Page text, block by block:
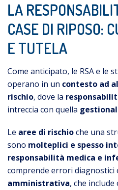
LA
CASE DI RIPOSO:
E TUTELA
Come anticipato, le RSA e le
operano in un contesto ad
rischio, dove la
intreccia con quella
Le aree di rischioche una
sono molteplici e spesso
responsabilità medica e
comprende errori diagnostici
amministrativa, che